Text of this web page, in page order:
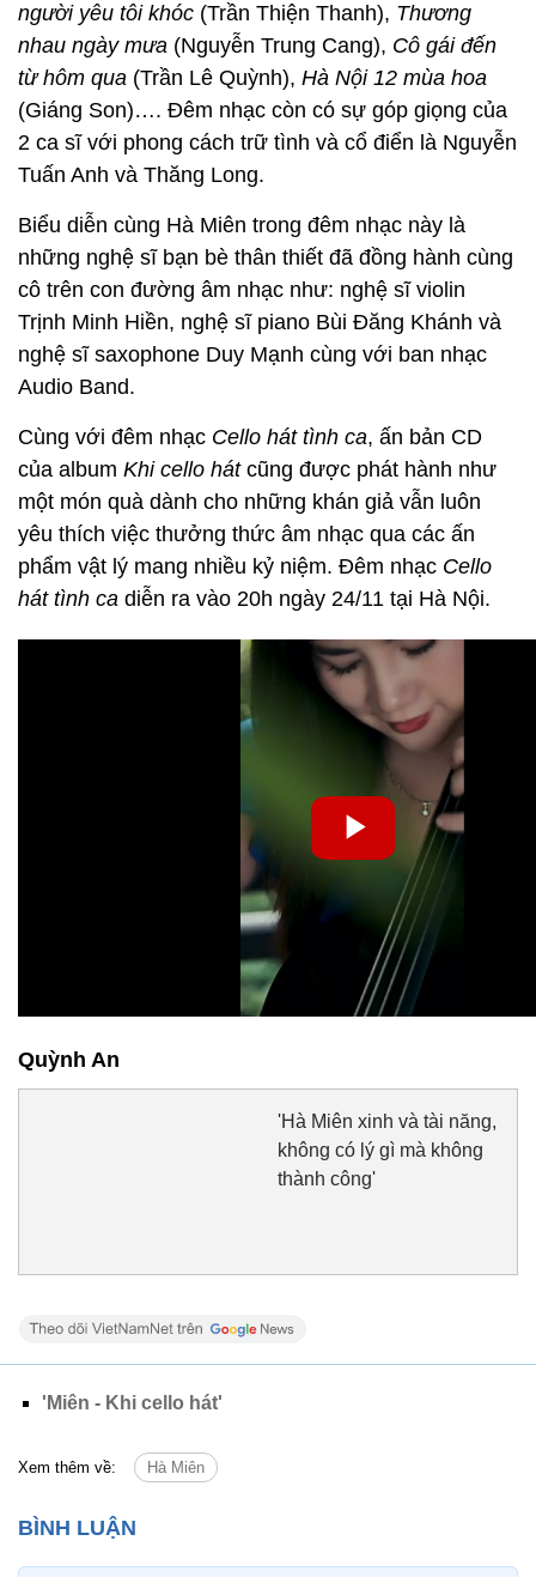
người yêu tôi khóc (Trần Thiện Thanh), Thương
nhau ngày mưa (Nguyễn Trung Cang), Cô gái đến
từ hôm qua (Trần Lê Quỳnh), Hà Nội 12 mùa hoa
(Giáng Son)…. Đêm nhạc còn có sự góp giọng của
2 ca sĩ với phong cách trữ tình và cổ điển là Nguyễn
Tuấn Anh và Thăng Long.
Biểu diễn cùng Hà Miên trong đêm nhạc này là
những nghệ sĩ bạn bè thân thiết đã đồng hành cùng
cô trên con đường âm nhạc như: nghệ sĩ violin
Trịnh Minh Hiền, nghệ sĩ piano Bùi Đăng Khánh và
nghệ sĩ saxophone Duy Mạnh cùng với ban nhạc
Audio Band.
Cùng với đêm nhạc Cello hát tình ca, ấn bản CD
của album Khi cello hát cũng được phát hành như
một món quà dành cho những khán giả vẫn luôn
yêu thích việc thưởng thức âm nhạc qua các ấn
phẩm vật lý mang nhiều kỷ niệm. Đêm nhạc Cello
hát tình ca diễn ra vào 20h ngày 24/11 tại Hà Nội.
Quỳnh An
'Hà Miên xinh và tài năng,
không có lý gì mà không
thành công'
'Miên - Khi cello hát'
Xem thêm về: Hà Miên